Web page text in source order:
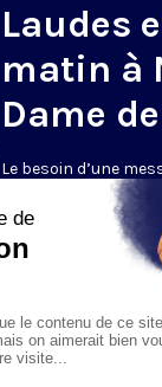
Laudes
matin à
Dame
Le besoin d’une
la télévision a été
encore plus forte
dans de nombreux
maintient depuis la
en direct de la
Garde, à Marseille,
Le lundi à 7h25, la
Du mardi au samedi